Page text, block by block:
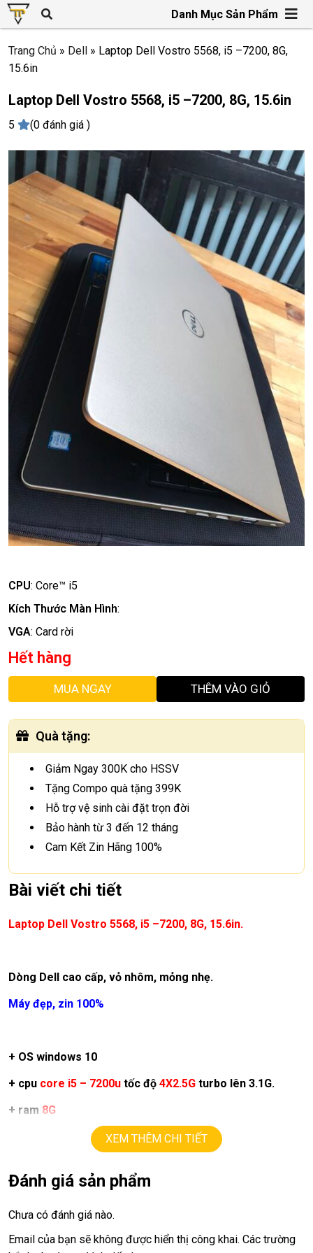
Danh Mục Sản Phẩm
Trang Chủ » Dell » Laptop Dell Vostro 5568, i5 –7200, 8G,
15.6in
Laptop Dell Vostro 5568, i5 –7200, 8G, 15.6in
5 (0 đánh giá )
CPU: Core™ i5
Kích Thước Màn Hình:
VGA: Card rời
Hết hàng
MUA NGAY THÊM VÀO GIỎ
Quà tặng:
Giảm Ngay 300K cho HSSV
Tặng Compo quà tặng 399K
Hỗ trợ vệ sinh cài đặt trọn đời
Bảo hành từ 3 đến 12 tháng
Cam Kết Zin Hãng 100%
Bài viết chi tiết
Laptop Dell Vostro 5568, i5 –7200, 8G, 15.6in.
Dòng Dell cao cấp, vỏ nhôm, mỏng nhẹ.
Máy đẹp, zin 100%
+ OS windows 10
+ cpu core i5 – 7200u tốc độ 4X2.5G turbo lên 3.1G.
+ ram 8G
+ hdd 1T
+ vga intelHD620upto1.7G
+USB 3.0,webcam, HDM.
+ Pin 3h
XEM THÊM CHI TIẾT
Đánh giá sản phẩm
Chưa có đánh giá nào.
Email của bạn sẽ không được hiển thị công khai. Các trường